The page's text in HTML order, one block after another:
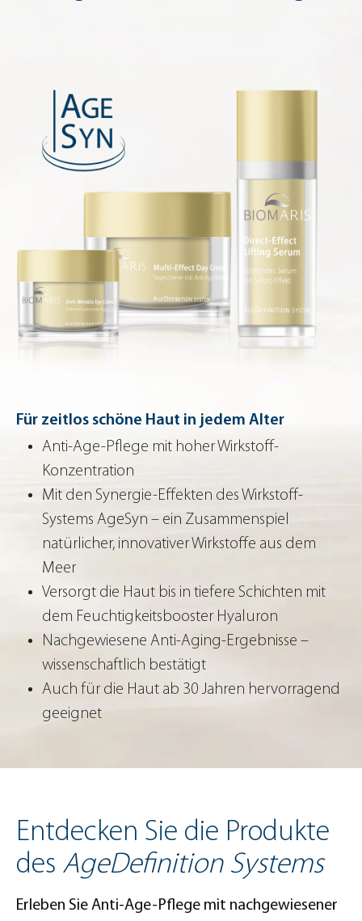
Für zeitlos schöne Haut in jedem Alter
Anti-Age-Pflege mit hoher Wirkstoff-
Konzentration
Mit den Synergie-Effekten des Wirkstoff-
Systems AgeSyn – ein Zusammenspiel
natürlicher, innovativer Wirkstoffe aus dem
Meer
Versorgt die Haut bis in tiefere Schichten mit
dem Feuchtigkeitsbooster Hyaluron
Nachgewiesene Anti-Aging-Ergebnisse –
wissenschaftlich bestätigt
Auch für die Haut ab 30 Jahren hervorragend
geeignet
Entdecken Sie die Produkte
des AgeDefinition Systems
Erleben Sie Anti-Age-Pflege mit nachgewiesener